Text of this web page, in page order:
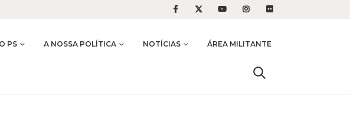
PS A NOSSA POLÍTICA NOTÍCIAS ÁREA MILITANTE